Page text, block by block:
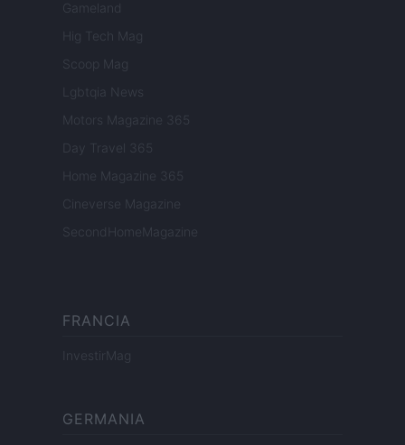
Gameland
Hig Tech Mag
Scoop Mag
Lgbtqia News
Motors Magazine 365
Day Travel 365
Home Magazine 365
Cineverse Magazine
SecondHomeMagazine
FRANCIA
InvestirMag
GERMANIA